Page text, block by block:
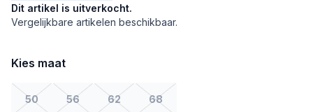
Dit artikel is uitverkocht.
Vergelijkbare artikelen beschikbaar.
Kies maat
50 56 62 68